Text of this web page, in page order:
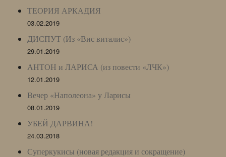
ТЕОРИЯ АРКАДИЯ
03.02.2019
ДИСПУТ (Из «Вис виталис»)
29.01.2019
АНТОН и ЛАРИСА (из повести «ЛЧК»)
12.01.2019
Вечер «Наполеона» у Ларисы
08.01.2019
УБЕЙ ДАРВИНА!
24.03.2018
Суперкукисы (новая редакция и сокращение)